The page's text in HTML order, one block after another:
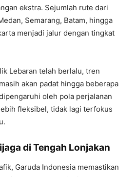
ekstra. Sejumlah rute dari
Semarang, Batam, hingga
menjadi jalur dengan tingkat
Lebaran telah berlalu, tren
akan padat hingga beberapa
oleh pola perjalanan
fleksibel, tidak lagi terfokus
di Tengah Lonjakan
Garuda Indonesia memastikan